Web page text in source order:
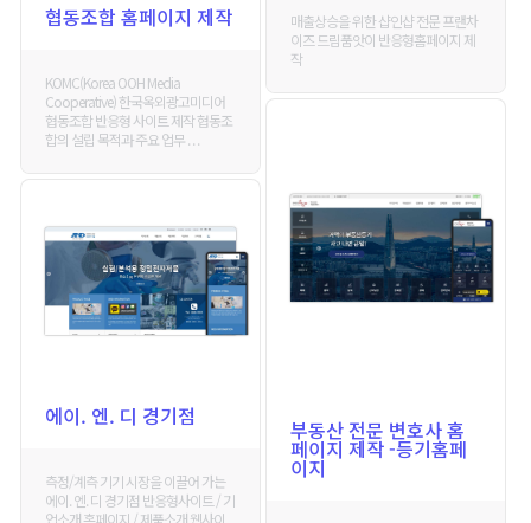
협동조합 홈페이지 제작
KOMC(Korea OOH Media
Cooperative) 한국옥외광고미디어
협동조합 반응형 사이트 제작 협동조
합의 설립 목적과 주요 업무 . . .
매출상승을 위한 샵인샵 전문 프랜차
이즈 드림품앗이 반응형홈페이지 제
작
부동산 전문 변호사 홈
페이지 제작 -등기홈페
이지
에이. 엔. 디 경기점
측정/계측 기기 시장을 이끌어 가는
에이. 엔. 디 경기점 반응형사이트 / 기
업소개 홈페이지 / 제품소개 웹사이